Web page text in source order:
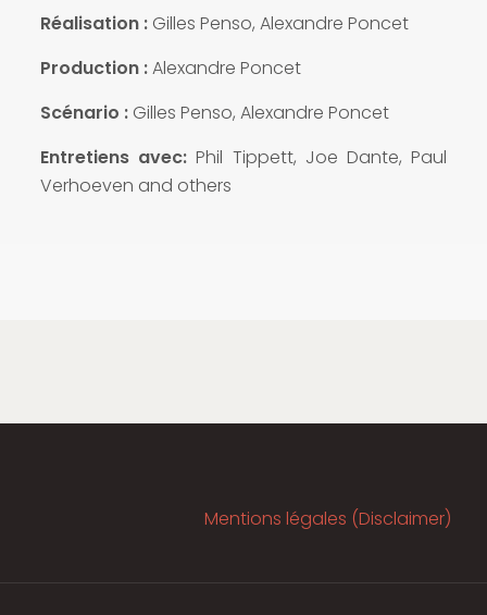
Réalisation : Gilles Penso, Alexandre Poncet
Production :Alexandre Poncet
Scénario : Gilles Penso, Alexandre Poncet
Entretiens avec:Phil Tippett, Joe Dante, Paul
Verhoeven and others
Mentions légales (Disclaimer)